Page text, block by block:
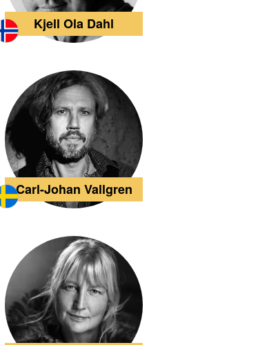
Kjell Ola Dahl
Carl-Johan Vallgren